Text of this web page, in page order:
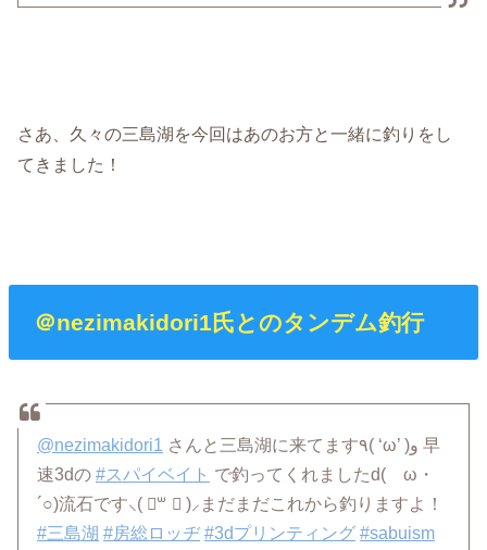
さあ、久々の三島湖を今回はあのお方と一緒に釣りをし
てきました！
＠nezimakidori1氏とのタンデム釣行
@nezimakidori1 さんと三島湖に来てます٩( ‘ω’ )و 早
速3dの#スパイベイト で釣ってくれましたd(ゝω・
´○)流石です⸜( ॑꒳ ॑ )⸝まだまだこれから釣りますよ！
#三島湖 #房総ロッヂ #3dプリンティング #sabuism